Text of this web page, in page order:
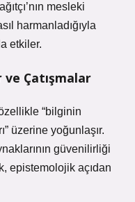
mesleki
harmanladığıyla
etkiler.
Çatışmalar
“bilginin
üzerine yoğunlaşır.
güvenilirliği
epistemolojik açıdan